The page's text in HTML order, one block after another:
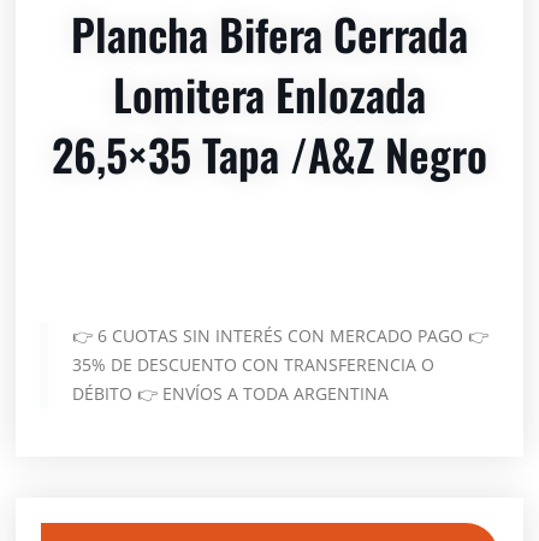
Plancha Bifera Cerrada
Lomitera Enlozada
26,5×35 Tapa /a&z Negro
👉 6 CUOTAS SIN INTERÉS CON MERCADO PAGO 👉
35% DE DESCUENTO CON TRANSFERENCIA O
DÉBITO 👉 ENVÍOS A TODA ARGENTINA